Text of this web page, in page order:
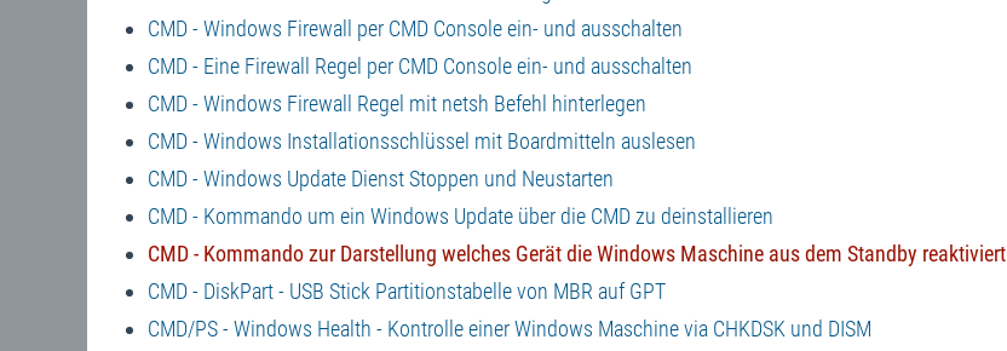
CMD - Windows Firewall per CMD Console ein- und ausschalten
CMD - Eine Firewall Regel per CMD Console ein- und ausschalten
CMD - Windows Firewall Regel mit netsh Befehl hinterlegen
CMD - Windows Installationsschlüssel mit Boardmitteln auslesen
CMD - Windows Update Dienst Stoppen und Neustarten
CMD - Kommando um ein Windows Update über die CMD zu deinstallieren
CMD - Kommando zur Darstellung welches Gerät die Windows Maschine aus dem Standby reaktiviert
CMD - DiskPart - USB Stick Partitionstabelle von MBR auf GPT
CMD/PS - Windows Health - Kontrolle einer Windows Maschine via CHKDSK und DISM